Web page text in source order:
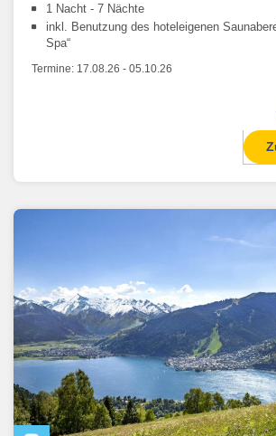
1 Nacht - 7 Nächte
inkl. Benutzung des hoteleigenen
Spa“
Termine: 17.08.26 - 05.10.26